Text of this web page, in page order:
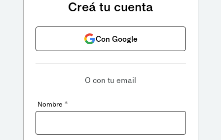
Creá tu cuenta
Con Google
O con tu email
Nombre *